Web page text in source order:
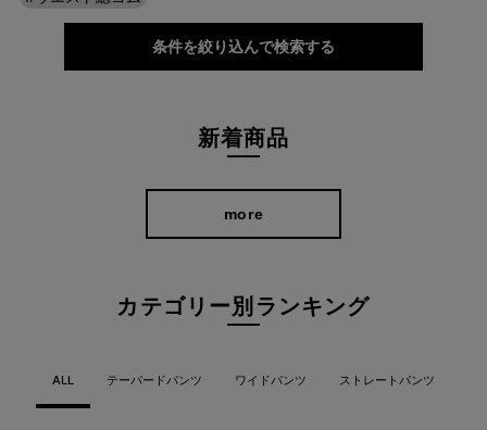
条件を絞り込んで検索する
新着商品
more
カテゴリー別ランキング
ALL テーパードパンツ ワイドパンツ ストレートパンツ